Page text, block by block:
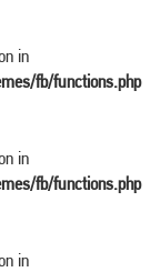
in
fb/functions.php
in
fb/functions.php
in